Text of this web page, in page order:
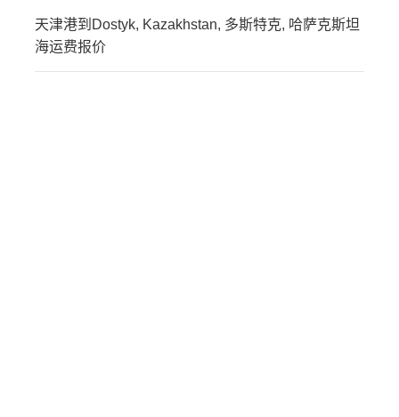
天津港到Dostyk, Kazakhstan, 多斯特克, 哈萨克斯坦
海运费报价